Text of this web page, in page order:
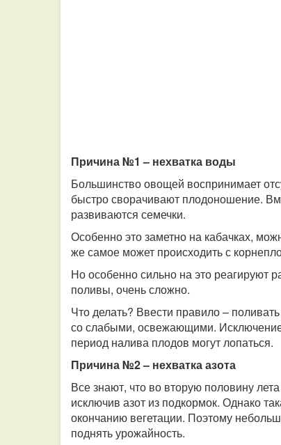
Причина №1 – нехватка воды
Большинство овощей воспринимает
быстро сворачивают плодоношение.
развиваются семечки.
Особенно это заметно на кабачках,
же самое может происходить с
Но особенно сильно на это реагируют
поливы, очень сложно.
Что делать? Ввести правило –
со слабыми, освежающими.
период налива плодов могут лопаться.
Причина №2 – нехватка азота
Все знают, что во вторую половину
исключив азот из подкормок. Однако
окончанию вегетации. Поэтому
поднять урожайность.